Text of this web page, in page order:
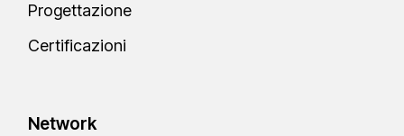
Progettazione
Certificazioni
Network